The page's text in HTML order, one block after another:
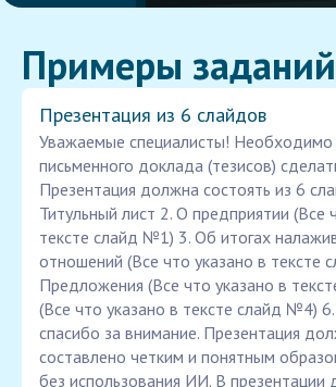
Примеры заданий
Презентация из 6 слайдов
Уважаемые специалисты! Необходимо
письменного доклада (тезисов)
Презентация должна состоять из 6
Титульный лист 2. О предприятии (Все
тексте слайд №1) 3. Об итогах
отношений (Все что указано в тексте
Предложения (Все что указано в
(Все что указано в тексте слайд №4)
спасибо за внимание. Презентация
составлено четким и понятным
без использования ИИ. В